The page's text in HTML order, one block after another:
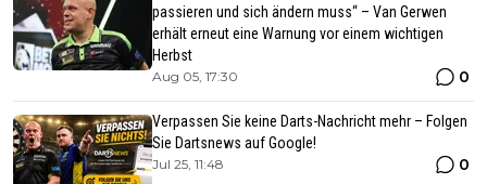
passieren und sich ändern muss“ – Van Gerwen
erhält erneut eine Warnung vor einem wichtigen
Herbst
Aug 05, 17:30 0
Verpassen Sie keine Darts-Nachricht mehr – Folgen
Sie Dartsnews auf Google!
Jul 25, 11:48 0